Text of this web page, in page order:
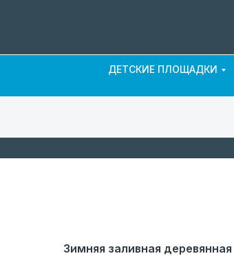
ДЕТСКИЕ ПЛОЩАДКИ
Зимняя заливная деревянная